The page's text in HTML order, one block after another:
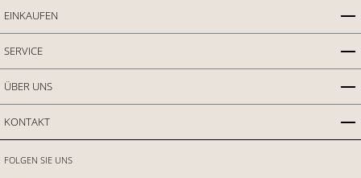
EINKAUFEN
SERVICE
ÜBER UNS
KONTAKT
FOLGEN SIE UNS